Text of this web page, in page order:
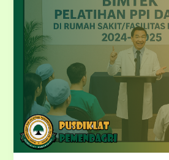
Terintegrasi
SIMAK
Tahun
2025/2026